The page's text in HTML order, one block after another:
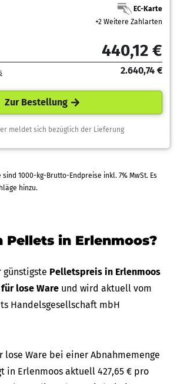
EC-Karte
+2 Weitere Zahlarten
440,12 €
2.640,74 €
Zur Bestellung
meldet sich bezüglich der Lieferung
kg-Brutto-Endpreise inkl. 7% MwSt. Es
kommen keine Aufschläge hinzu.
Pellets in Erlenmoos?
günstigste Pelletspreis in Erlenmoos
für lose Ware und wird aktuell vom
Handelsgesellschaft mbH
lose Ware bei einer Abnahmemenge
in Erlenmoos aktuell 427,65 € pro